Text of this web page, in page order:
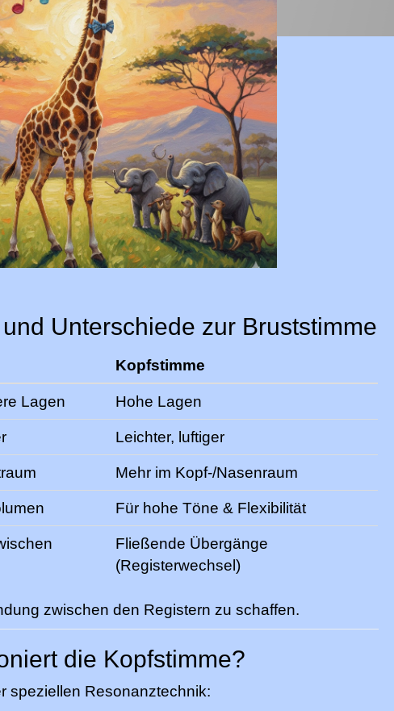
Unterschiede zur Bruststimme
Kopfstimme
Lagen Hohe Lagen
Leichter, luftiger
Mehr im Kopf-/Nasenraum
Für hohe Töne & Flexibilität
Fließende Übergänge
(Registerwechsel)
zwischen den Registern zu schaffen.
die Kopfstimme?
speziellen Resonanztechnik: